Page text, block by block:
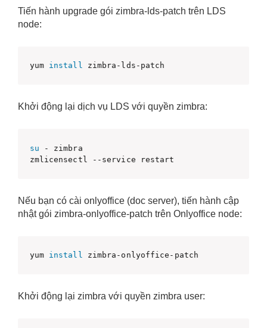
Tiến hành upgrade gói zimbra-lds-patch trên LDS
node:
yum install zimbra-lds-patch
Khởi động lại dịch vụ LDS với quyền zimbra:
su - zimbra
zmlicensectl --service restart
Nếu bạn có cài onlyoffice (doc server), tiến hành cập
nhật gói zimbra-onlyoffice-patch trên Onlyoffice node:
yum install zimbra-onlyoffice-patch
Khởi động lại zimbra với quyền zimbra user: